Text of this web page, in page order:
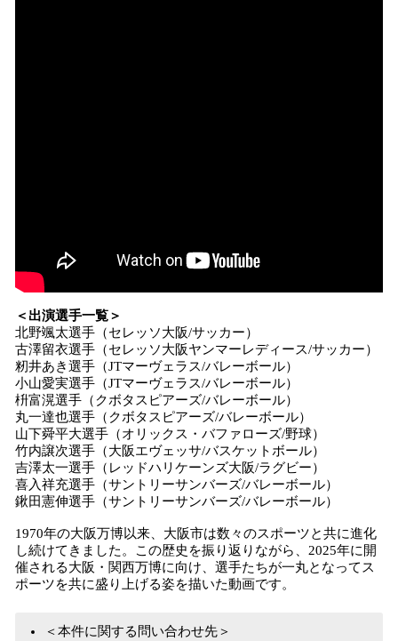
＜出演選手一覧＞
北野颯太選手（セレッソ大阪/サッカー）
古澤留衣選手（セレッソ大阪ヤンマーレディース/サッカー）
籾井あき選手（JTマーヴェラス/バレーボール）
小山愛実選手（JTマーヴェラス/バレーボール）
枡富滉選手（クボタスピアーズ/バレーボール）
丸一達也選手（クボタスピアーズ/バレーボール）
山下舜平大選手（オリックス・バファローズ/野球）
竹内譲次選手（大阪エヴェッサ/バスケットボール）
吉澤太一選手（レッドハリケーンズ大阪/ラグビー）
喜入祥充選手（サントリーサンバーズ/バレーボール）
鍬田憲伸選手（サントリーサンバーズ/バレーボール）
1970年の大阪万博以来、大阪市は数々のスポーツと共に進化
し続けてきました。この歴史を振り返りながら、2025年に開
催される大阪・関西万博に向け、選手たちが一丸となってス
ポーツを共に盛り上げる姿を描いた動画です。
＜本件に関する問い合わせ先＞